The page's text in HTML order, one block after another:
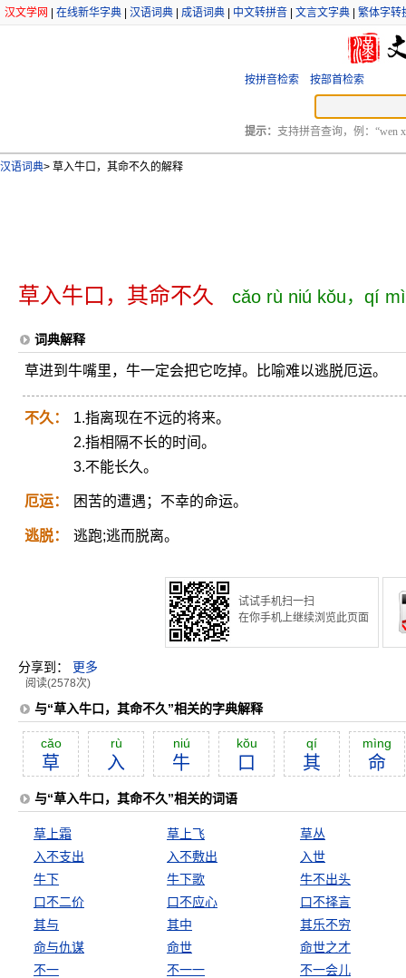
汉文学网 在线新华字典 汉语词典 成语词典 中文转拼音 文言文字典 繁体字转
按拼音检索 按部首检索
提示： 支持拼音查询，例：“wen
汉语词典> 草入牛口，其命不久的解释
草入牛口，其命不久 cǎo rù niú kǒu，qí
词典解释
草进到牛嘴里，牛一定会把它吃掉。比喻难以逃脱厄运。
不久：
1.指离现在不远的将来。
2.指相隔不长的时间。
3.不能长久。
厄运： 困苦的遭遇；不幸的命运。
逃脱： 逃跑;逃而脱离。
试试手机扫一扫
在你手机上继续浏览此页面
分享到： 更多
阅读(2578次)
与“草入牛口，其命不久”相关的字典解释
căo
草
rù
入
niú
牛
kŏu
口
qí
其
mìng
命
与“草入牛口，其命不久”相关的词语
草上霜 草上飞
草丛
入不支出
入不敷出
入世
牛下
牛下歌
牛不出头
口不二价
口不应心
口不择言
其与
其中
其乐不穷
命与仇谋
命世
命世之才
不一
不一一
不一会儿